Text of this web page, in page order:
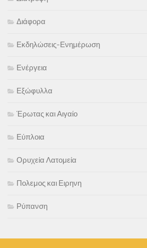
Διάφορα
Εκδηλώσεις-Ενημέρωση
Ενέργεια
Εξώφυλλα
Έρωτας και Αιγαίο
Εύπλοια
Ορυχεία Λατομεία
Πολεμος και Ειρηνη
Ρύπανση